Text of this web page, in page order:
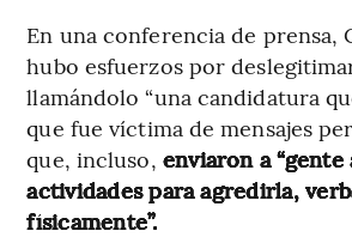
En una conferencia de prensa,
hubo esfuerzos por
llamándolo “una candidatura
que fue víctima de mensajes
que, incluso, enviaron a “gente
actividades para agredirla,
físicamente”.